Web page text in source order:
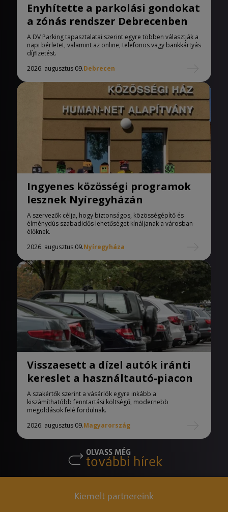
Enyhítette a parkolási gondokat
a zónás rendszer Debrecenben
A DV Parking tapasztalatai szerint egyre többen választják a
napi bérletet, valamint az online, telefonos vagy bankkártyás
díjfizetést.
2026. augusztus 09.Debrecen
Ingyenes közösségi programok
lesznek Nyíregyházán
A szervezők célja, hogy biztonságos, közösségépítő és
élménydús szabadidős lehetőséget kínáljanak a városban
élőknek.
2026. augusztus 09.Nyíregyháza
Visszaesett a dízel autók iránti
kereslet a használtautó-piacon
A szakértők szerint a vásárlók egyre inkább a
kiszámíthatóbb fenntartási költségű, modernebb
megoldások felé fordulnak.
2026. augusztus 09.Magyarország
OLVASS MÉG
további hírek
Kiemelt partnereink